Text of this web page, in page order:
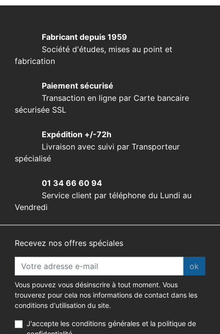
Fabricant depuis 1959
Société d'études, mises au point et
fabrication
Paiement sécurisé
Transaction en ligne par Carte bancaire
sécurisée SSL
Expédition +/-72h
Livraison avec suivi par Transporteur
spécialisé
01 34 66 60 94
Service client par téléphone du Lundi au
Vendredi
Recevez nos offres spéciales
ok
Vous pouvez vous désinscrire à tout moment. Vous
trouverez pour cela nos informations de contact dans les
conditions d'utilisation du site.
J'accepte les conditions générales et la politique de